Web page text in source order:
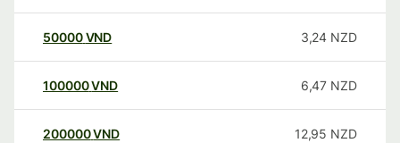
50000 VND 3,24 NZD
100000VND 6,47 NZD
200000VND 12,95 NZD